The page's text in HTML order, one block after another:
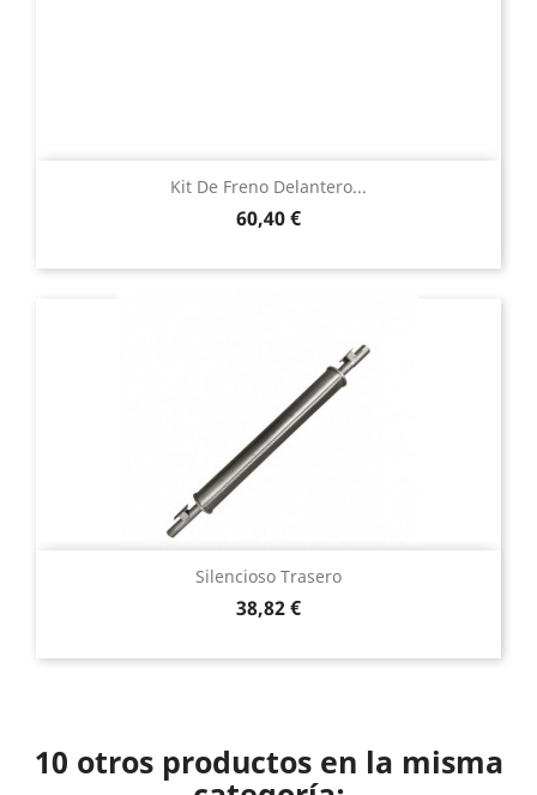
Kit De Freno Delantero...
Precio
60,40 €
Silencioso Trasero
Precio
38,82 €
10 otros productos en la misma